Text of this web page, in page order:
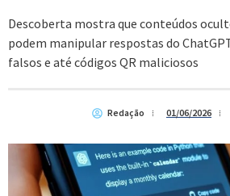
Descoberta mostra que conteúdos
podem manipular respostas do
falsos e até códigos QR maliciosos
Redação 01/06/2026